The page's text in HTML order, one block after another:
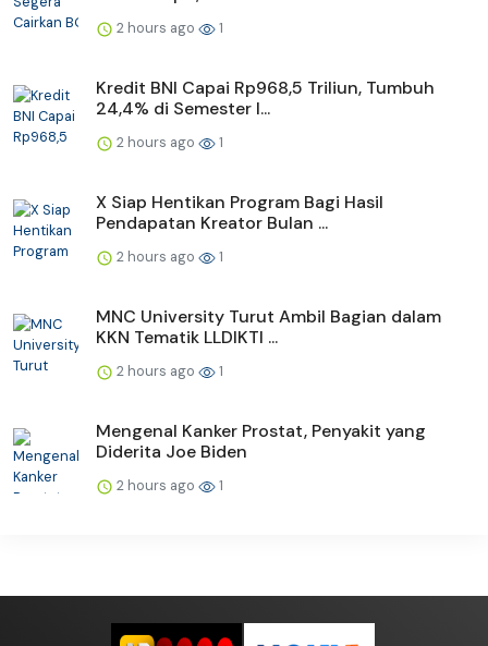
2 hours ago 1
Kredit BNI Capai Rp968,5 Triliun, Tumbuh
24,4% di Semester I...
2 hours ago 1
X Siap Hentikan Program Bagi Hasil
Pendapatan Kreator Bulan ...
2 hours ago 1
MNC University Turut Ambil Bagian dalam
KKN Tematik LLDIKTI ...
2 hours ago 1
Mengenal Kanker Prostat, Penyakit yang
Diderita Joe Biden
2 hours ago 1